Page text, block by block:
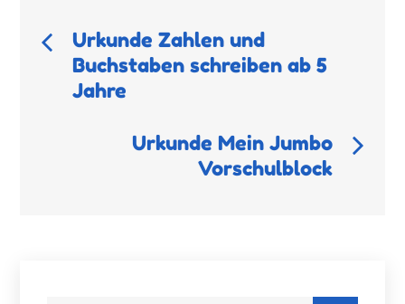
Beitragsnavigation
Urkunde Zahlen und
Buchstaben schreiben ab 5
Jahre
Urkunde Mein Jumbo
Vorschulblock